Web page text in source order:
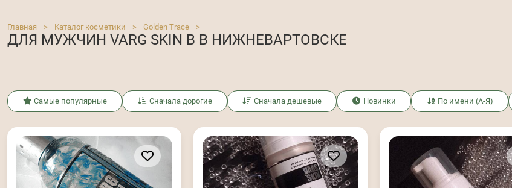
Ищем:
Главная > Каталог косметики > Golden Trace >
ДЛЯ МУЖЧИН VARG SKIN В В НИЖНЕВАРТОВСКЕ
Самые популярные Сначала дорогие Сначала дешевые Новинки По имени (А-Я)